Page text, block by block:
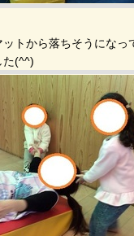
トから落ちそうにな
た(^^)